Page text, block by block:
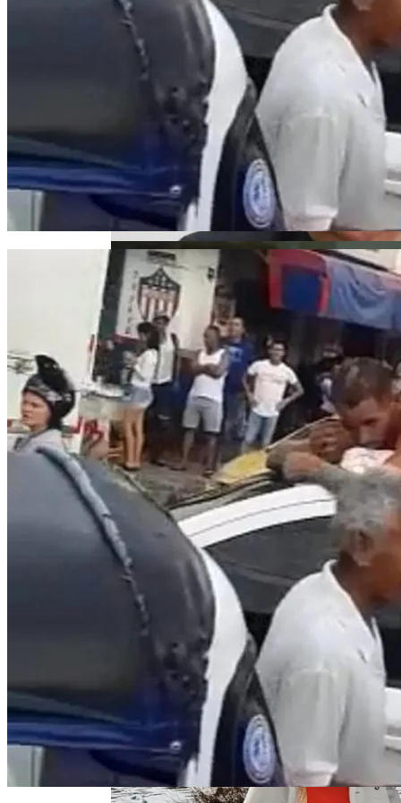
Легковушку: Двое Погибших
Прокурор Хмельницкой Области Умер
От Осложнений Коронавируса
В Египте Госпитализировали 5-
Летнюю Украинку С Признаками
Изнасилования: Мать Отрицает
Насилие
Тёмная Сторона Детских Шоу: Куда
Пропал Скандальный Создатель
Никелодеона
«Веном 3» Получил Зловещее
Название И Ускоренную Премьеру